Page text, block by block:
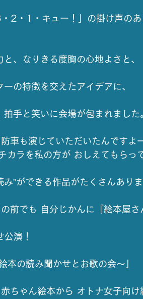
2・1・キュー！」の掛け声のあ
、なりきる度胸の心地よさと、
の特徴を交えたアイデアに、
手と笑いに会場が包まれました
車も演じていただいたんですよ
カラを私の方が おしえてもらっ
”ができる作品がたくさんありま
前でも 自分じかんに『絵本屋さ
演！
本の読み聞かせとお歌の会～」
ちゃん絵本から オトナ女子向